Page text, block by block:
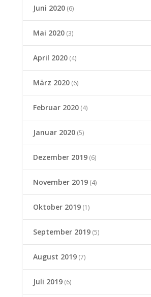
Juni 2020(6)
Mai 2020(3)
April 2020(4)
März 2020(6)
Februar 2020(4)
Januar 2020(5)
Dezember 2019(6)
November 2019(4)
Oktober 2019(1)
September 2019(5)
August 2019(7)
Juli 2019(6)